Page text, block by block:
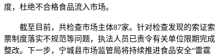
度，杜绝不合格食品流入市场。
截至目前，共检查市场主体87家。针对检查发现的索证索
票制度落实不规范等问题，执法人员已责令有关单位限期完成
整改。下一步，宁城县市场监管局将持续推进食品安全“雷霆